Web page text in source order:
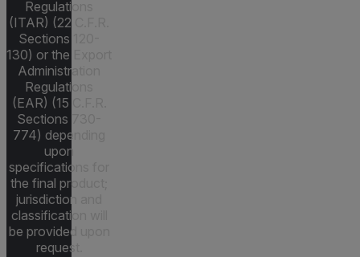
Regulations
(ITAR) (22 C.F.R.
Sections 120-
130) or the Export
Administration
Regulations
(EAR) (15 C.F.R.
Sections 730-
774) depending
upon
specifications for
the final product;
jurisdiction and
classification will
be provided upon
request.